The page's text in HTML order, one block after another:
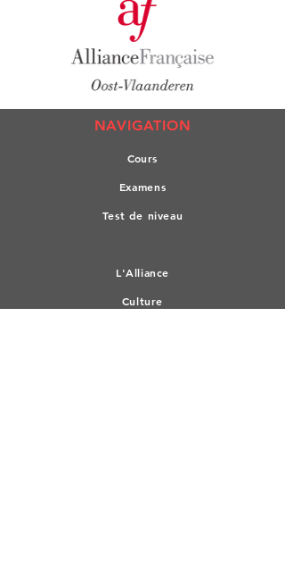
NAVIGATION
Cours
Examens
Test de niveau
L'Alliance
Culture